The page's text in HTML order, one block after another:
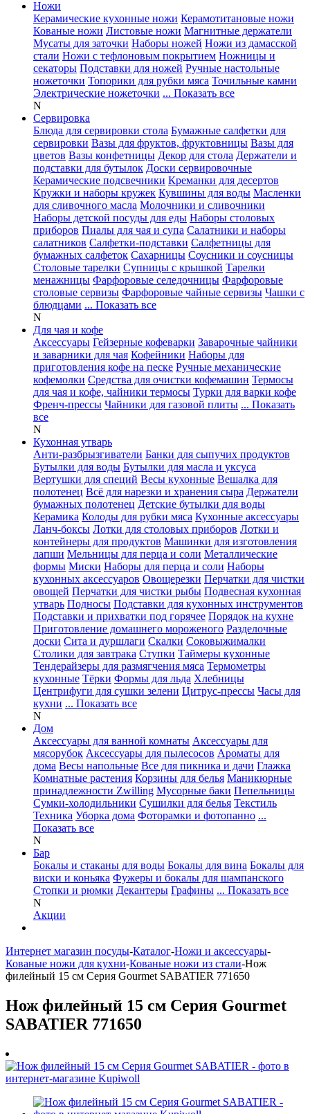
Ножи
Керамические кухонные ножи Керамотитановые ножи
Кованые ножи Листовые ножи Магнитные держатели
Мусаты для заточки Наборы ножей Ножи из дамасской
стали Ножи с тефлоновым покрытием Ножницы и
секаторы Подставки для ножей Ручные настольные
ножеточки Топорики для рубки мяса Точильные камни
Электрические ножеточки ... Показать все
N
Сервировка
Блюда для сервировки стола Бумажные салфетки для
сервировки Вазы для фруктов, фруктовницы Вазы для
цветов Вазы конфетницы Декор для стола Держатели и
подставки для бутылок Доски сервировочные
Керамические подсвечники Креманки для десертов
Кружки и наборы кружек Кувшины для воды Масленки
для сливочного масла Молочники и сливочники
Наборы детской посуды для еды Наборы столовых
приборов Пиалы для чая и супа Салатники и наборы
салатников Салфетки-подставки Салфетницы для
бумажных салфеток Сахарницы Соусники и соусницы
Столовые тарелки Супницы с крышкой Тарелки
менажницы Фарфоровые селедочницы Фарфоровые
столовые сервизы Фарфоровые чайные сервизы Чашки с
блюдцами ... Показать все
N
Для чая и кофе
Аксессуары Гейзерные кофеварки Заварочные чайники
и заварники для чая Кофейники Наборы для
приготовления кофе на песке Ручные механические
кофемолки Средства для очистки кофемашин Термосы
для чая и кофе, чайники термосы Турки для варки кофе
Френч-прессы Чайники для газовой плиты ... Показать
все
N
Кухонная утварь
Анти-разбрызгиватели Банки для сыпучих продуктов
Бутылки для воды Бутылки для масла и уксуса
Вертушки для специй Весы кухонные Вешалка для
полотенец Всё для нарезки и хранения сыра Держатели
бумажных полотенец Детские бутылки для воды
Керамика Колоды для рубки мяса Кухонные аксессуары
Ланч-боксы Лотки для столовых приборов Лотки и
контейнеры для продуктов Машинки для изготовления
лапши Мельницы для перца и соли Металлические
формы Миски Наборы для перца и соли Наборы
кухонных аксессуаров Овощерезки Перчатки для чистки
овощей Перчатки для чистки рыбы Подвесная кухонная
утварь Подносы Подставки для кухонных инструментов
Подставки и прихватки под горячее Порядок на кухне
Приготовление домашнего мороженого Разделочные
доски Сита и дуршлаги Скалки Соковыжималки
Столики для завтрака Ступки Таймеры кухонные
Тендерайзеры для размягчения мяса Термометры
кухонные Тёрки Формы для льда Хлебницы
Центрифуги для сушки зелени Цитрус-прессы Часы для
кухни ... Показать все
N
Дом
Аксессуары для ванной комнаты Аксессуары для
мясорубок Аксессуары для пылесосов Ароматы для
дома Весы напольные Все для пикника и дачи Глажка
Комнатные растения Корзины для белья Маникюрные
принадлежности Zwilling Мусорные баки Пепельницы
Сумки-холодильники Сушилки для белья Текстиль
Техника Уборка дома Фоторамки и фотопанно ...
Показать все
N
Бар
Бокалы и стаканы для воды Бокалы для вина Бокалы для
виски и коньяка Фужеры и бокалы для шампанского
Стопки и рюмки Декантеры Графины ... Показать все
N
Акции
Интернет магазин посуды-Каталог-Ножи и аксессуары-
Кованые ножи для кухни-Кованые ножи из стали-Нож
филейный 15 см Серия Gourmet SABATIER 771650
Нож филейный 15 см Серия Gourmet
SABATIER 771650